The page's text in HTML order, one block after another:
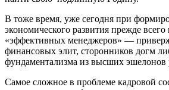
В тоже время, уже сегодня при
экономического развития прежде
«эффективных менеджеров» —
финансовых элит, сторонников догм
фундаментализма из высших эшелонов
Самое сложное в проблеме кадровой